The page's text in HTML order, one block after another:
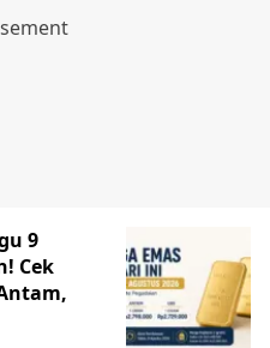
9
Cek